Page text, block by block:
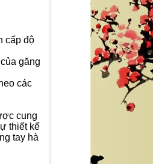
cấp độ
găng
các
cung
thiết kế
tay hà